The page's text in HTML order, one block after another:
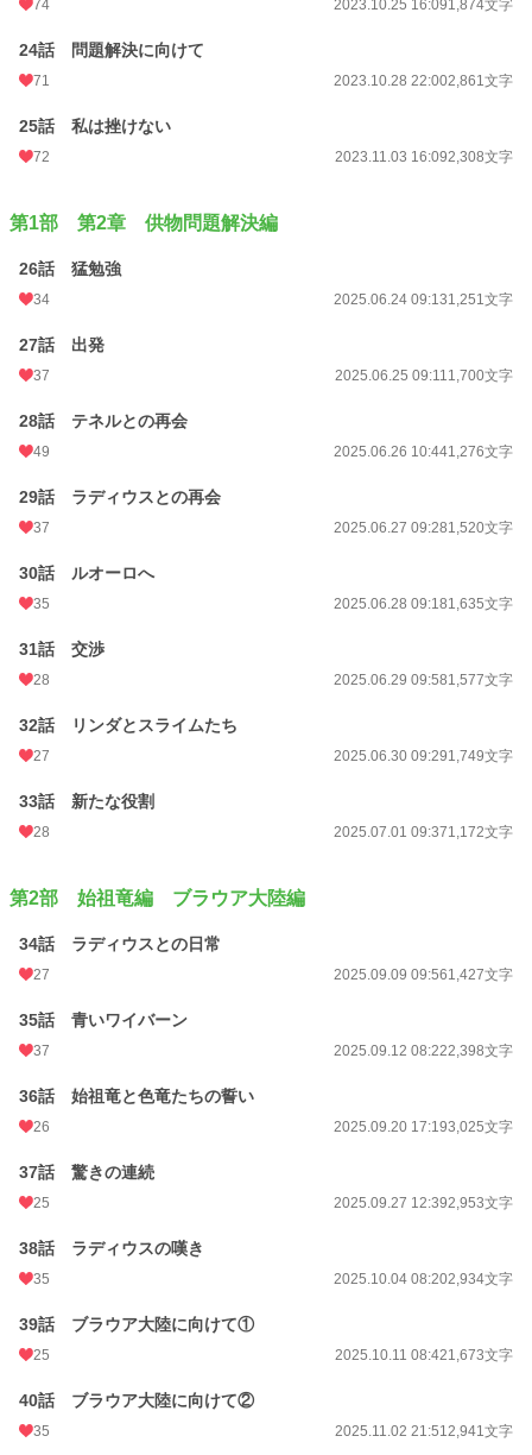
74 2023.10.25 16:091,874文字
24話 問題解決に向けて
71 2023.10.28 22:002,861文字
25話 私は挫けない
72 2023.11.03 16:092,308文字
第1部 第2章 供物問題解決編
26話 猛勉強
34 2025.06.24 09:131,251文字
27話 出発
37 2025.06.25 09:111,700文字
28話 テネルとの再会
49 2025.06.26 10:441,276文字
29話 ラディウスとの再会
37 2025.06.27 09:281,520文字
30話 ルオーロへ
35 2025.06.28 09:181,635文字
31話 交渉
28 2025.06.29 09:581,577文字
32話 リンダとスライムたち
27 2025.06.30 09:291,749文字
33話 新たな役割
28 2025.07.01 09:371,172文字
第2部 始祖竜編 ブラウア大陸編
34話 ラディウスとの日常
27 2025.09.09 09:561,427文字
35話 青いワイバーン
37 2025.09.12 08:222,398文字
36話 始祖竜と色竜たちの誓い
26 2025.09.20 17:193,025文字
37話 驚きの連続
25 2025.09.27 12:392,953文字
38話 ラディウスの嘆き
35 2025.10.04 08:202,934文字
39話 ブラウア大陸に向けて①
25 2025.10.11 08:421,673文字
40話 ブラウア大陸に向けて②
35 2025.11.02 21:512,941文字